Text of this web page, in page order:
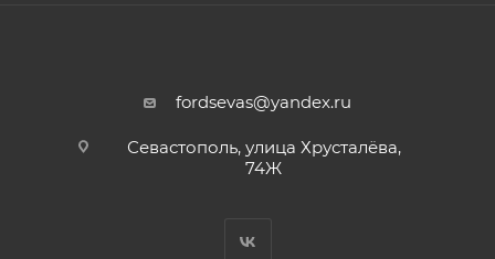
fordsevas@yandex.ru
Севастополь, улица Хрусталёва,
74Ж